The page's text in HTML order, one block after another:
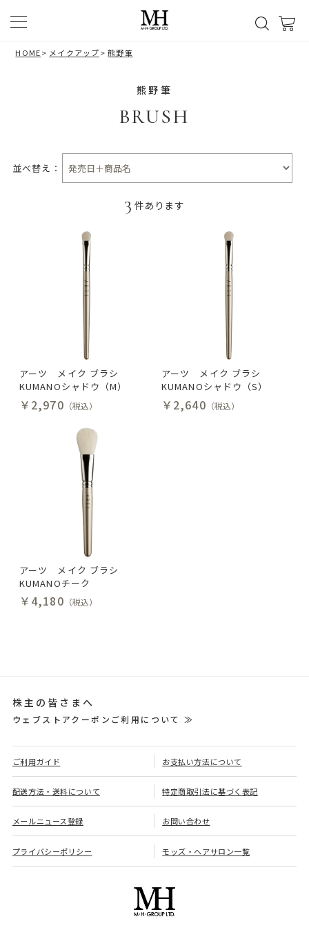
HOME> メイクアップ>熊野筆
熊野筆
BRUSH
並べ替え：
3 件あります
アーツ メイク ブラシ
KUMANOシャドウ（M）
￥2,970 （税込）
アーツ メイク ブラシ
KUMANOシャドウ（S）
￥2,640 （税込）
アーツ メイク ブラシ
KUMANOチーク
￥4,180 （税込）
株主の皆さまへ
ウェブストアクーポンご利用について ≫
ご利用ガイド お支払い方法について
配送方法・送料について 特定商取引法に基づく表記
メールニュース登録 お問い合わせ
プライバシーポリシー モッズ・ヘアサロン一覧